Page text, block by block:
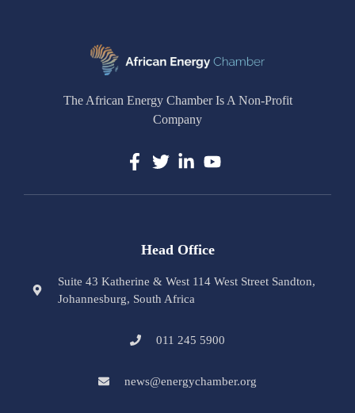
The African Energy Chamber Is A Non-Profit
Company
Head Office
Suite 43 Katherine & West 114 West Street Sandton,
Johannesburg, South Africa
011 245 5900
news@energychamber.org